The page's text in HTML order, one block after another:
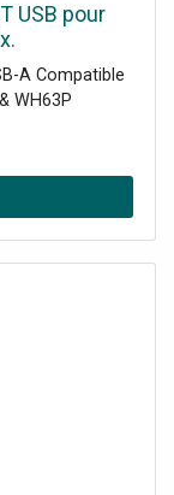
USB pour
A Compatible
WH63P